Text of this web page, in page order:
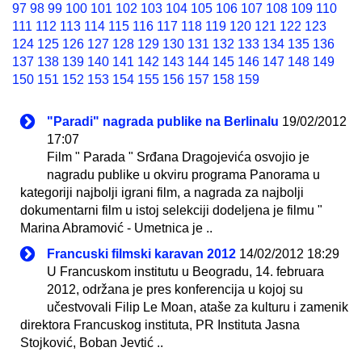
97 98 99 100 101 102 103 104 105 106 107 108 109 110
111 112 113 114 115 116 117 118 119 120 121 122 123
124 125 126 127 128 129 130 131 132 133 134 135 136
137 138 139 140 141 142 143 144 145 146 147 148 149
150 151 152 153 154 155 156 157 158 159
"Paradi" nagrada publike na Berlinalu 19/02/2012
17:07
Film " Parada " Srđana Dragojevića osvojio je
nagradu publike u okviru programa Panorama u
kategoriji najbolji igrani film, a nagrada za najbolji
dokumentarni film u istoj selekciji dodeljena je filmu "
Marina Abramović - Umetnica je ..
Francuski filmski karavan 2012 14/02/2012 18:29
U Francuskom institutu u Beogradu, 14. februara
2012, održana je pres konferencija u kojoj su
učestvovali Filip Le Moan, ataše za kulturu i zamenik
direktora Francuskog instituta, PR Instituta Jasna
Stojković, Boban Jevtić ..